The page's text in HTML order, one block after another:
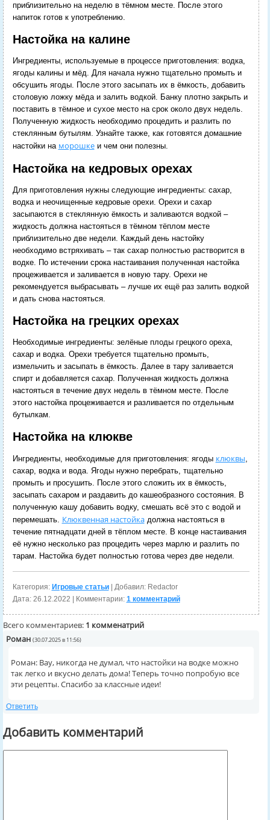
приблизительно на неделю в тёмном месте. После этого
напиток готов к употреблению.
Настойка на калине
Ингредиенты, используемые в процессе приготовления: водка,
ягоды калины и мёд. Для начала нужно тщательно промыть и
обсушить ягоды. После этого засыпать их в ёмкость, добавить
столовую ложку мёда и залить водкой. Банку плотно закрыть и
поставить в тёмное и сухое место на срок около двух недель.
Полученную жидкость необходимо процедить и разлить по
стеклянным бутылям. Узнайте также, как готовятся домашние
настойки на морошкеи чем они полезны.
Настойка на кедровых орехах
Для приготовления нужны следующие ингредиенты: сахар,
водка и неочищенные кедровые орехи. Орехи и сахар
засыпаются в стеклянную ёмкость и заливаются водкой –
жидкость должна настояться в тёмном тёплом месте
приблизительно две недели. Каждый день настойку
необходимо встряхивать – так сахар полностью растворится в
водке. По истечении срока настаивания полученная настойка
процеживается и заливается в новую тару. Орехи не
рекомендуется выбрасывать – лучше их ещё раз залить водкой
и дать снова настояться.
Настойка на грецких орехах
Необходимые ингредиенты: зелёные плоды грецкого ореха,
сахар и водка. Орехи требуется тщательно промыть,
измельчить и засыпать в ёмкость. Далее в тару заливается
спирт и добавляется сахар. Полученная жидкость должна
настояться в течение двух недель в тёмном месте. После
этого настойка процеживается и разливается по отдельным
бутылкам.
Настойка на клюкве
Ингредиенты, необходимые для приготовления: ягоды клюквы,
сахар, водка и вода. Ягоды нужно перебрать, тщательно
промыть и просушить. После этого сложить их в ёмкость,
засыпать сахаром и раздавить до кашеобразного состояния. В
полученную кашу добавить водку, смешать всё это с водой и
перемешать. Клюквенная настойкадолжна настояться в
течение пятнадцати дней в тёплом месте. В конце настаивания
её нужно несколько раз процедить через марлю и разлить по
тарам. Настойка будет полностью готова через две недели.
Категория: Игровые статьи| Добавил: Redactor
Дата: 26.12.2022 | Комментарии: 1 комментарий
Всего комментариев: 1 комменатрий
Роман (30.07.2025 в 11:56)
Роман: Вау, никогда не думал, что настойки на водке можно
так легко и вкусно делать дома! Теперь точно попробую все
эти рецепты. Спасибо за классные идеи!
Ответить
Добавить комментарий